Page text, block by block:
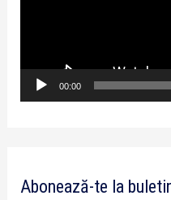
o
00:00
Abonează-te la